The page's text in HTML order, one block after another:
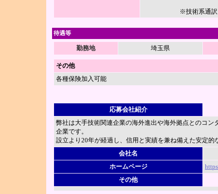
※技術系通訳
待遇等
勤務地 埼玉県
その他
各種保険加入可能
応募会社紹介
弊社は大手技術関連企業の海外進出や海外拠点とのコ
企業です。
設立より20年が経過し、信用と実績を兼ね備えた安定的
会社名
ホームページ
その他